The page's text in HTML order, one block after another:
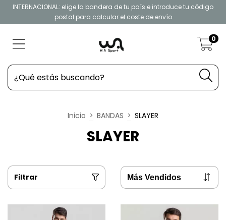
INTERNACIONAL: elige la bandera de tu país e introduce tu código
postal para calcular el coste de envío
0
Inicio > BANDAS > SLAYER
SLAYER
Filtrar